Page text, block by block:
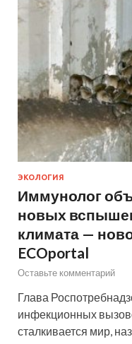
ЭКОЛОГИЯ
Иммунолог
новых
климата —
ECOportal
Оставьте комментарий
Глава
инфекционных
сталкивается мир,